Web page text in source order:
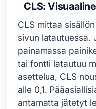
CLS:
CLS mittaa
sivun latautuessa.
painamassa
tai fontti latautuu
asettelua, CLS
alle 0,1.
antamatta jätetyt